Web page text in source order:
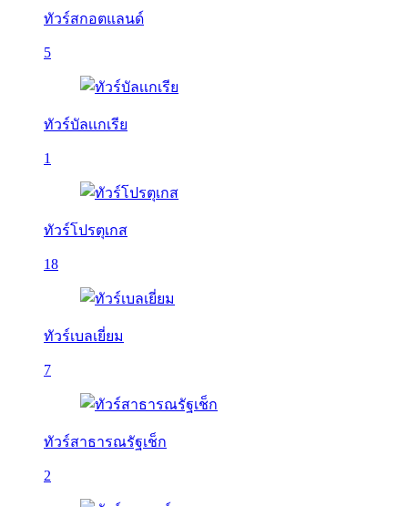
ทัวร์สกอตแลนด์
5
ทัวร์บัลเเกเรีย
1
ทัวร์โปรตุเกส
18
ทัวร์เบลเยี่ยม
7
ทัวร์สาธารณรัฐเช็ก
2